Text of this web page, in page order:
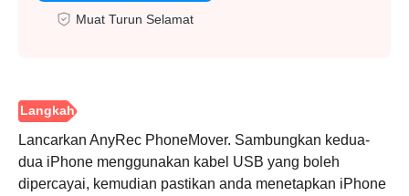
Muat Turun Selamat
Lancarkan AnyRec PhoneMover. Sambungkan kedua-
dua iPhone menggunakan kabel USB yang boleh
dipercayai, kemudian pastikan anda menetapkan iPhone